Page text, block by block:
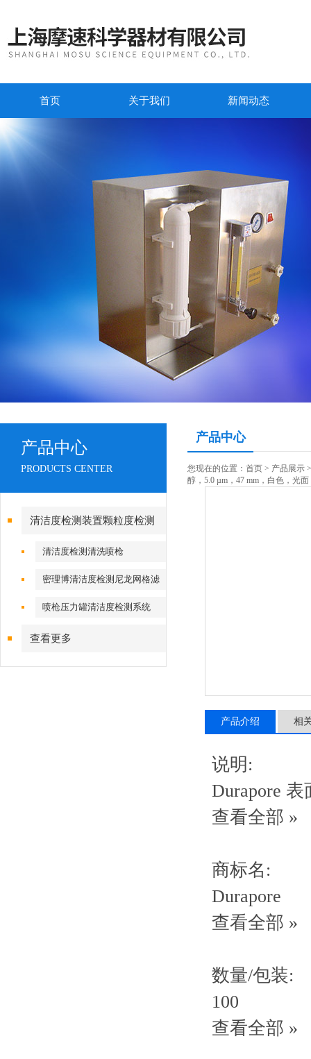
首页 关于我们 新闻动态
产品中心
PRODUCTS CENTER
清洁度检测装置颗粒度检测
清洁度检测清洗喷枪
密理博清洁度检测尼龙网格滤
喷枪压力罐清洁度检测系统
查看更多
产品中心
您现在的位置： 首页 > 产品展示
醇，5.0 µm，47 mm，白色，光面
产品介绍 相
说明:
Durapore
查看全部 »
商标名:
Durapore
查看全部 »
数量/包装:
100
查看全部 »